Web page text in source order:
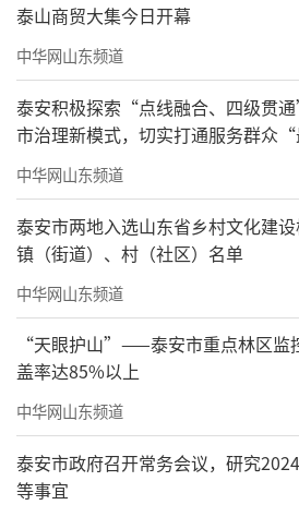
泰山商贸大集今日开幕
中华网山东频道
泰安积极探索“点线融合、四级贯
市治理新模式，切实打通服务群众“
一米”
中华网山东频道
泰安市两地入选山东省乡村文化建
镇（街道）、村（社区）名单
中华网山东频道
“天眼护山”——泰安市重点林区监
盖率达85%以上
中华网山东频道
泰安市政府召开常务会议，研究
等事宜